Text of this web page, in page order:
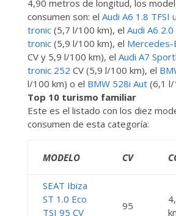
4,90 metros de longitud, los
consumen son: el Audi A6 1.8 TFSI
tronic(5,7 l/100 km), el Audi A6 2.0
tronic (5,9 l/100 km), el Mercedes-
CV y 5,9 l/100 km), el Audi A7
tronic 252 CV (5,9 l/100 km), el
l/100 km) o el BMW 528i Aut(6,1 l/
Top 10 turismo familiar
Este es el listado con los diez
consumen de esta categoría:
MODELO CV
SEAT Ibiza
ST 1.0 Eco
TSI 95 CV
95